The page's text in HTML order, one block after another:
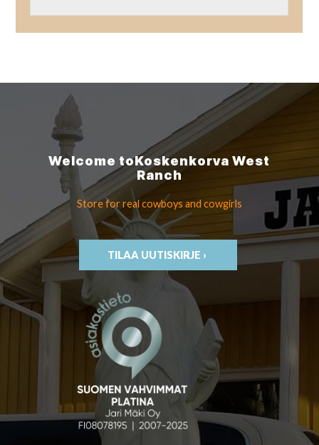
Welcome toKoskenkorvaWest
Ranch
Store for real cowboys and cowgirls
TILAA UUTISKIRJE ›